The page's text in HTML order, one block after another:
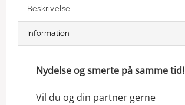
Beskrivelse
Information
Nydelse og smerte på samme tid!
Vil du og din partner gerne